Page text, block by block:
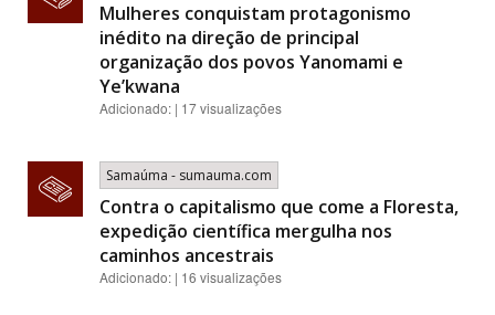
Mulheres conquistam protagonismo
inédito na direção de principal
organização dos povos Yanomami e
Ye’kwana
Adicionado: | 17 visualizações
Samaúma - sumauma.com
Contra o capitalismo que come a Floresta,
expedição científica mergulha nos
caminhos ancestrais
Adicionado: | 16 visualizações